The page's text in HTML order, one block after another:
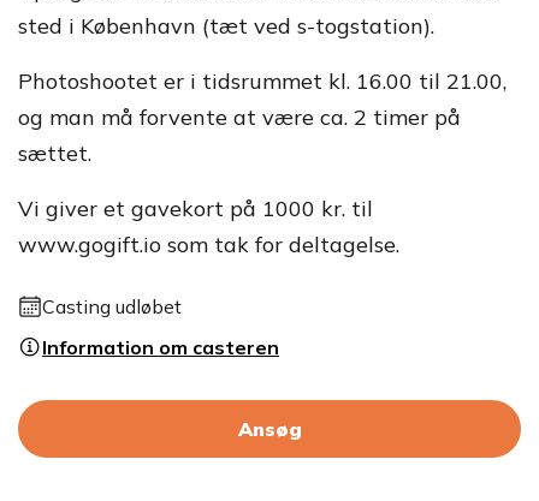
sted i København (tæt ved s-togstation).
Photoshootet er i tidsrummet kl. 16.00 til 21.00,
og man må forvente at være ca. 2 timer på
sættet.
Vi giver et gavekort på 1000 kr. til
www.gogift.io som tak for deltagelse.
Casting udløbet
Information om casteren
Ansøg